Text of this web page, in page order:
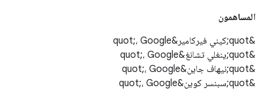
المساهمون
&quot;كيني فيركامير&quot;، Google
&quot;ينغلي تشانغ&quot;، Google
&quot;نيهاف جاين&quot;، Google
&quot;سبنسر كوين&quot;، Google